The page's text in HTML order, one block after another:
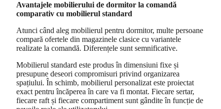
Avantajele mobilierului de dormitor la comandă
comparativ cu mobilierul standard
Atunci când aleg mobilierul pentru dormitor, multe persoane
compară ofertele din magazinele clasice cu variantele
realizate la comandă. Diferențele sunt semnificative.
Mobilierul standard este produs în dimensiuni fixe și
presupune deseori compromisuri privind organizarea
spațiului. În schimb, mobilierul personalizat este proiectat
exact pentru încăperea în care va fi montat. Fiecare sertar,
fiecare raft și fiecare compartiment sunt gândite în funcție de